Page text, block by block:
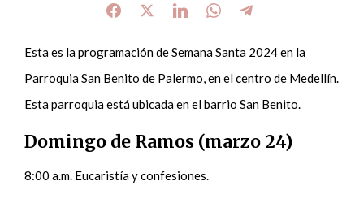
Esta es la programación de Semana Santa 2024 en la
Parroquia San Benito de Palermo, en el centro de Medellín.
Esta parroquia está ubicada en el barrio San Benito.
Domingo de Ramos (marzo 24)
8:00 a.m. Eucaristía y confesiones.